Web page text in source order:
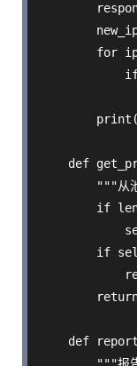
for
def
"""从
if
if
def